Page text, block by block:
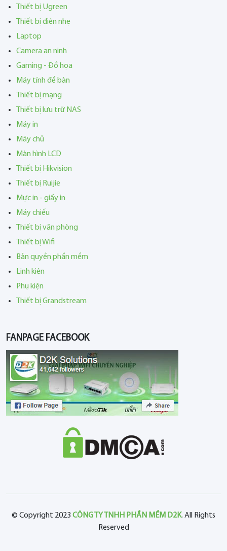
Thiết bị Ugreen
Thiết bị điện nhẹ
Laptop
Camera an ninh
Gaming - Đồ họa
Máy tính để bàn
Thiết bị mạng
Thiết bị lưu trữ NAS
Máy in
Máy chủ
Màn hình LCD
Thiết bị Hikvision
Thiết bị Ruijie
Mực in - giấy in
Máy chiếu
Thiết bị văn phòng
Thiết bị Wifi
Bản quyền phần mềm
Linh kiện
Phụ kiện
Thiết bị Grandstream
FANPAGE FACEBOOK
© Copyright 2023 CÔNG TY TNHH PHẦN MỀM D2K. All Rights
Reserved